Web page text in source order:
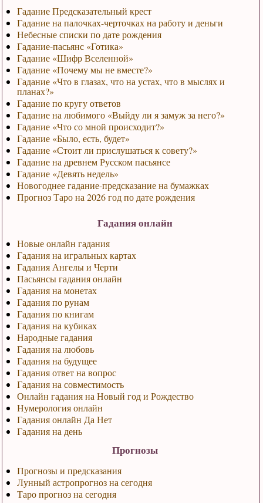
Гадание Предсказательный крест
Гадание на палочках-черточках на работу и деньги
Небесные списки по дате рождения
Гадание-пасьянс «Готика»
Гадание «Шифр Вселенной»
Гадание «Почему мы не вместе?»
Гадание «Что в глазах, что на устах, что в мыслях и
планах?»
Гадание по кругу ответов
Гадание на любимого «Выйду ли я замуж за него?»
Гадание «Что со мной происходит?»
Гадание «Было, есть, будет»
Гадание «Стоит ли прислушаться к совету?»
Гадание на древнем Русском пасьянсе
Гадание «Девять недель»
Новогоднее гадание-предсказание на бумажках
Прогноз Таро на 2026 год по дате рождения
Гадания онлайн
Новые онлайн гадания
Гадания на игральных картах
Гадания Ангелы и Черти
Пасьянсы гадания онлайн
Гадания на монетах
Гадания по рунам
Гадания по книгам
Гадания на кубиках
Народные гадания
Гадания на любовь
Гадания на будущее
Гадания ответ на вопрос
Гадания на совместимость
Онлайн гадания на Новый год и Рождество
Нумерология онлайн
Гадания онлайн Да Нет
Гадания на день
Прогнозы
Прогнозы и предсказания
Лунный астропрогноз на сегодня
Таро прогноз на сегодня